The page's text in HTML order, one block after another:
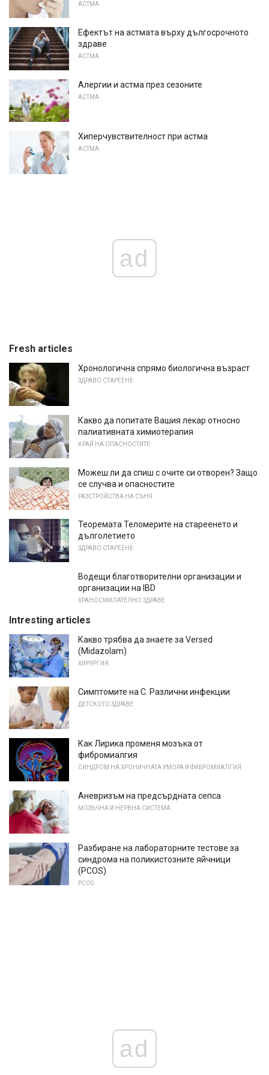
АСТМА
Ефектът на астмата върху дългосрочното
здраве
АСТМА
Алергии и астма през сезоните
АСТМА
Хиперчувствителност при астма
АСТМА
ad
Fresh articles
Хронологична спрямо биологична възраст
ЗДРАВО СТАРЕЕНЕ
Какво да попитате Вашия лекар относно
палиативната химиотерапия
КРАЙ НА ОПАСНОСТИТЕ
Можеш ли да спиш с очите си отворен? Защо
се случва и опасностите
РАЗСТРОЙСТВА НА СЪНЯ
Теоремата Теломерите на стареенето и
дълголетието
ЗДРАВО СТАРЕЕНЕ
Водещи благотворителни организации и
организации на IBD
ХРАНОСМИЛАТЕЛНО ЗДРАВЕ
Intresting articles
Какво трябва да знаете за Versed
(Midazolam)
ХИРУРГИЯ
Симптомите на С. Различни инфекции
ДЕТСКОТО ЗДРАВЕ
Как Лирика променя мозъка от
фибромиалгия
СИНДРОМ НА ХРОНИЧНАТА УМОРА И ФИБРОМИАЛГИЯ
Аневризъм на предсърдната сепса
МОЗЪЧНА И НЕРВНА СИСТЕМА
Разбиране на лабораторните тестове за
синдрома на поликистозните яйчници
(PCOS)
PCOS
ad